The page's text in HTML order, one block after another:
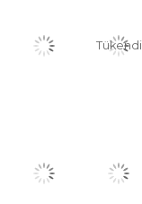
Tükendi